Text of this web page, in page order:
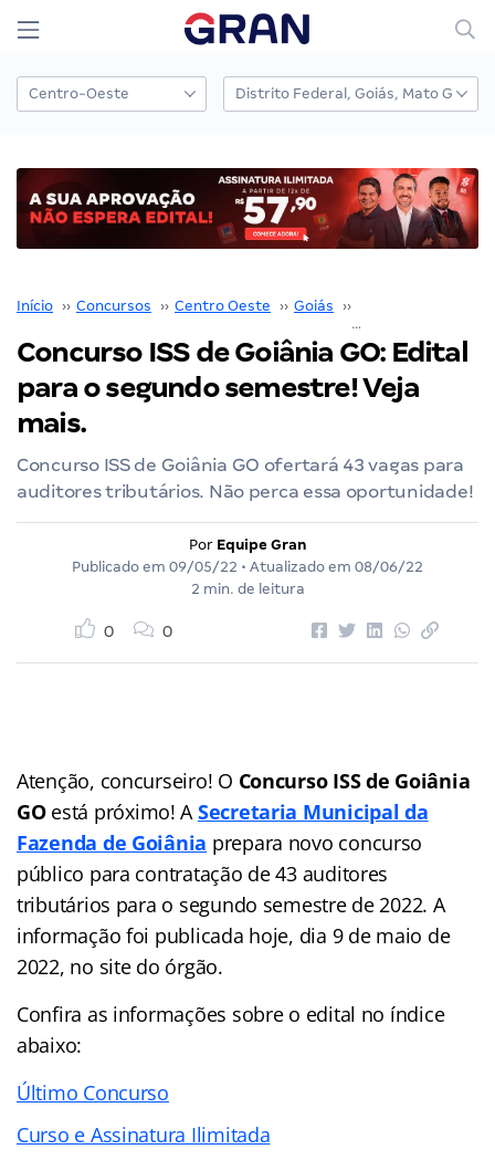
Início ›› Concursos ›› Centro Oeste ›› Goiás ››
Concurso ISS de Goiânia GO: Edital
para o segundo semestre! Veja
mais.
Concurso ISS de Goiânia GO ofertará 43 vagas para
auditores tributários. Não perca essa oportunidade!
Por Equipe Gran
Publicado em 09/05/22 • Atualizado em 08/06/22
2 min. de leitura
0 0
Atenção, concurseiro! O Concurso ISS de Goiânia
GO está próximo! ASecretaria Municipal da
Fazenda de Goiânia prepara novo concurso
público para contratação de 43 auditores
tributários para o segundo semestre de 2022. A
informação foi publicada hoje, dia 9 de maio de
2022, no site do órgão.
Confira as informações sobre o edital no índice
abaixo:
Último Concurso
Curso e Assinatura Ilimitada